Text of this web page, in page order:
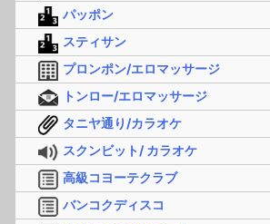
パッポン
スティサン
プロンポン/エロマッサージ
トンロー/エロマッサージ
タニヤ通り/カラオケ
スクンビット/ カラオケ
高級コヨーテクラブ
バンコクディスコ